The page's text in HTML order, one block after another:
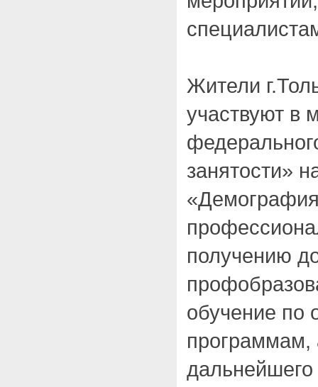
Жители
участвуют в
занятости»
получению
обучение по
программам,
дальнейшего